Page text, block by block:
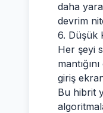
daha
devrim
6. Düşük
Her şeyi
giriş
Bu hibrit